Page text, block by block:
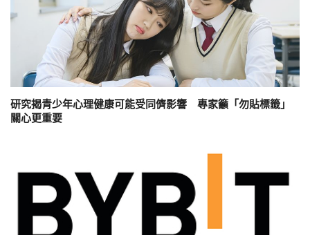
研究揭青少年心理健康可能受同儕影響 專家籲「勿貼標籤」
關心更重要